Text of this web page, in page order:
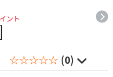
ント
☆☆☆☆☆ (0)